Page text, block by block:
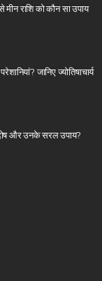
राशि को कौन सा उपाय
जानिए ज्योतिषाचार्य
और उनके सरल उपाय?